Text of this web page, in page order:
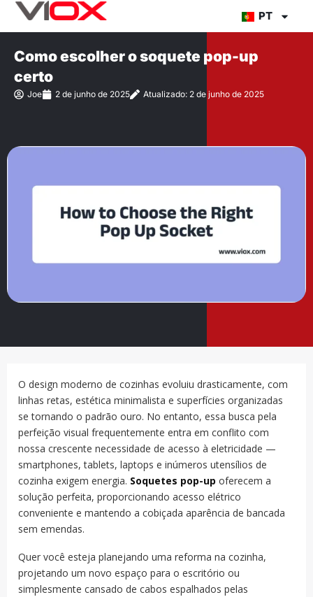
conteúdo
PT
Como escolher o soquete pop-up
certo
Joe 2 de junho de 2025 Atualizado: 2 de junho de 2025
O design moderno de cozinhas evoluiu drasticamente, com
linhas retas, estética minimalista e superfícies organizadas
se tornando o padrão ouro. No entanto, essa busca pela
perfeição visual frequentemente entra em conflito com
nossa crescente necessidade de acesso à eletricidade —
smartphones, tablets, laptops e inúmeros utensílios de
cozinha exigem energia. Soquetes pop-up oferecem a
solução perfeita, proporcionando acesso elétrico
conveniente e mantendo a cobiçada aparência de bancada
sem emendas.
Quer você esteja planejando uma reforma na cozinha,
projetando um novo espaço para o escritório ou
simplesmente cansado de cabos espalhados pelas